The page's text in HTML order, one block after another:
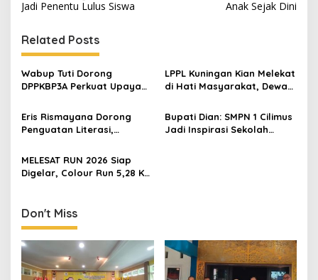
Jadi Penentu Lulus Siswa
Anak Sejak Dini
Related Posts
Wabup Tuti Dorong
DPPKBP3A Perkuat Upaya
Tingkatkan Kesejahteraan
Keluarga
LPPL Kuningan Kian Melekat
di Hati Masyarakat, Dewas
Digital
Eris Rismayana Dorong
Penguatan Literasi,
KKN UIN Sunan Kalijaga di
Sagaranten
Bupati Dian: SMPN 1 Cilimus
Jadi Inspirasi Sekolah
MELESAT RUN 2026 Siap
Digelar, Colour Run 5,28 Km
Don't Miss